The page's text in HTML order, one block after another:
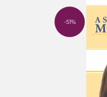
-51%